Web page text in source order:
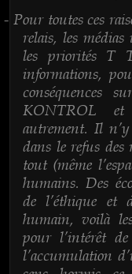
- Pour toutes ces
relais, les
les priorités T
informations,
conséquences
KONTROL et
autrement. Il
dans le refus
tout (même
humains. Des
de l’éthique et
humain, voilà
pour l’intérêt
l’accumulation